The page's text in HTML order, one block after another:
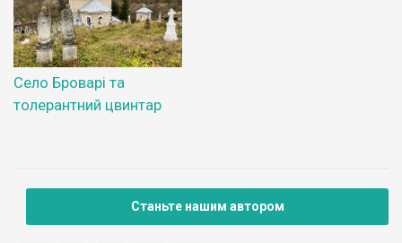
Село Броварі та
толерантний цвинтар
Станьте нашим автором